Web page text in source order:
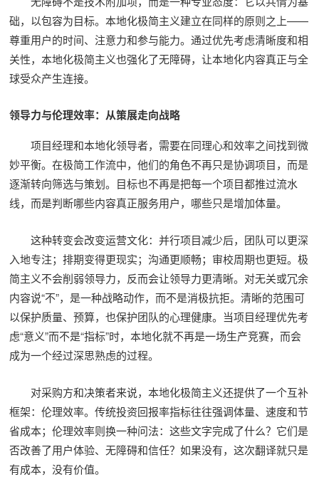
础，以包容为目标。本地化极简主义建立在同样的原则之上——
尊重用户的时间、注意力和参与能力。通过优先考虑清晰度和相
关性，本地化极简主义也强化了无障碍，让本地化内容真正与全
球受众产生连接。
领导力与伦理效率：从策展走向战略
项目经理和本地化领导者，需要在同理心和效率之间找到微
妙平衡。在极简工作流中，他们的角色不再只是协调项目，而是
逐渐转向筛选与策划。目标也不再是把每一个项目都推过流水
线，而是判断哪些内容真正服务用户，哪些只是增加体量。
这种转变会改变运营文化：并行项目减少后，团队可以更深
入地专注；排期变得更现实；沟通更顺畅；审校周期也更短。极
简主义不会削弱领导力，反而会让领导力更清晰。对无关或冗余
内容说“不”，是一种战略动作，而不是消极抗拒。清晰的范围可
以保护质量、预算，也保护团队的心理健康。当项目经理优先考
虑“意义”而不是“指标”时，本地化就不再是一场生产竞赛，而会
成为一个经过深思熟虑的过程。
对采购方和决策者来说，本地化极简主义还提供了一个互补
框架：伦理效率。传统投资回报率指标往往强调体量、速度和节
省成本；伦理效率则换一种问法：这些文字完成了什么？它们是
否改善了用户体验、无障碍和信任？如果没有，这次翻译就只是
有成本，没有价值。